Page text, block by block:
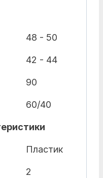
48 - 50
42 - 44
90
60/40
Пластик
2